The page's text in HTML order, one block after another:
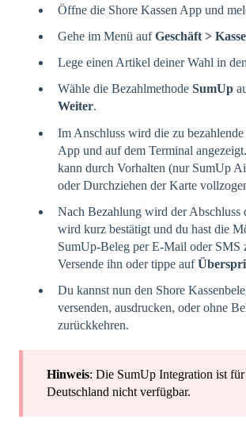
Öffne die Shore Kassen App und
Gehe im Menü aufGeschäft >
Lege einen Artikel deiner Wahl in
Wähle die Bezahlmethode SumUp
Weiter.
Im Anschluss wird die zu
App und auf dem Terminal
kann durch Vorhalten (nur SumUp
oder Durchziehen der Karte
Nach Bezahlung wird der Abschluss
wird kurz bestätigt und du hast die
SumUp-Beleg per E-Mail oder SMS
Versende ihn oder tippe auf
Du kannst nun den Shore
versenden, ausdrucken, oder ohne
zurückkehren.
Hinweis: Die SumUp Integration ist
Deutschland nicht verfügbar.